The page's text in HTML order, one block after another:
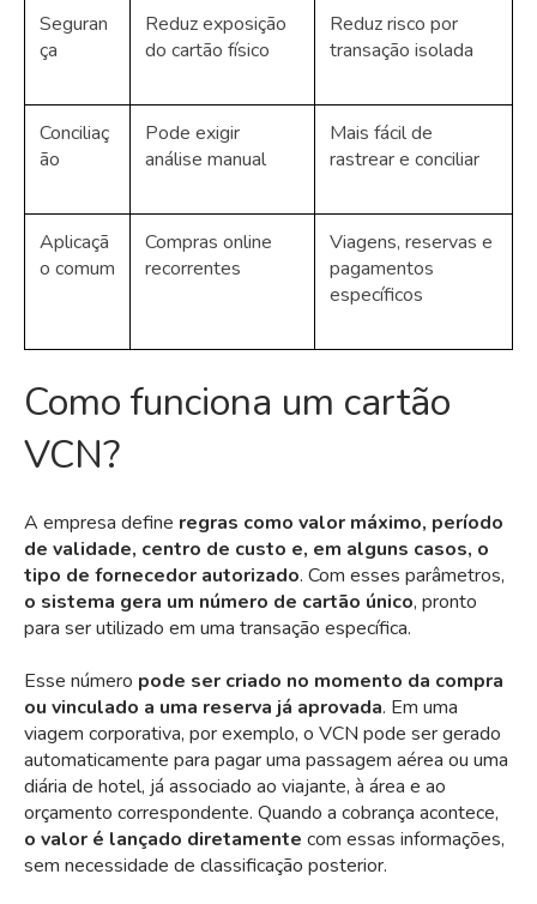
Seguran
ça
Reduz exposição
do cartão físico
Reduz risco por
transação isolada
Conciliaç
ão
Pode exigir
análise manual
Mais fácil de
rastrear e conciliar
Aplicaçã
o comum
Compras online
recorrentes
Viagens, reservas e
pagamentos
específicos
Como funciona um cartão
VCN?
A empresa define regras como valor máximo, período
de validade, centro de custo e, em alguns casos, o
tipo de fornecedor autorizado. Com esses parâmetros,
o sistema gera um número de cartão único, pronto
para ser utilizado em uma transação específica.
Esse número pode ser criado no momento da compra
ou vinculado a uma reserva já aprovada. Em uma
viagem corporativa, por exemplo, o VCN pode ser gerado
automaticamente para pagar uma passagem aérea ou uma
diária de hotel, já associado ao viajante, à área e ao
orçamento correspondente. Quando a cobrança acontece,
o valor é lançado diretamente com essas informações,
sem necessidade de classificação posterior.